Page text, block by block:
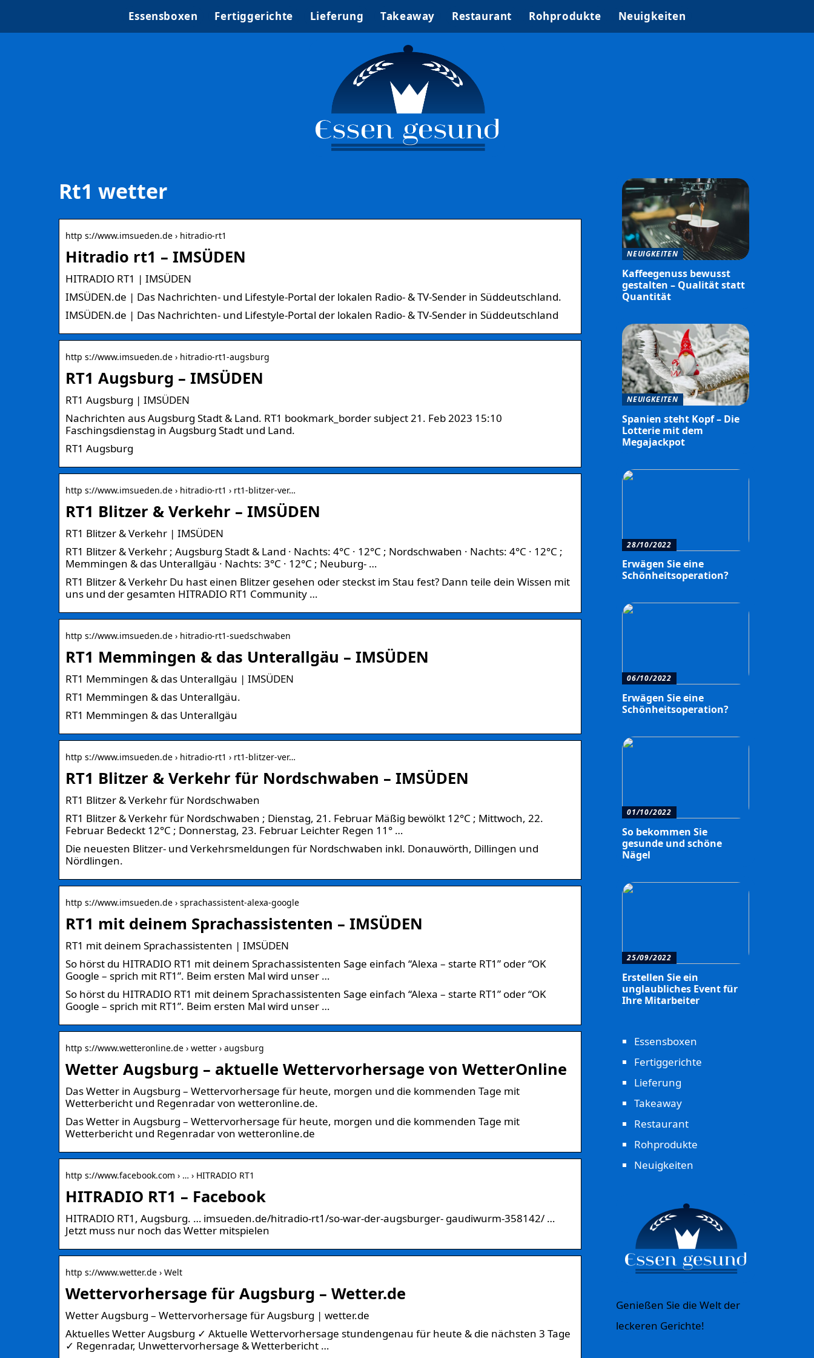
Essensboxen Fertiggerichte Lieferung Takeaway Restaurant Rohprodukte Neuigkeiten
Rt1 wetter
http s://www.imsueden.de › hitradio-rt1
Hitradio rt1 – IMSÜDEN
HITRADIO RT1 | IMSÜDEN
IMSÜDEN.de | Das Nachrichten- und Lifestyle-Portal der lokalen Radio- & TV-Sender in Süddeutschland.
IMSÜDEN.de | Das Nachrichten- und Lifestyle-Portal der lokalen Radio- & TV-Sender in Süddeutschland
http s://www.imsueden.de › hitradio-rt1-augsburg
RT1 Augsburg – IMSÜDEN
RT1 Augsburg | IMSÜDEN
Nachrichten aus Augsburg Stadt & Land. RT1 bookmark_border subject 21. Feb 2023 15:10
Faschingsdienstag in Augsburg Stadt und Land.
RT1 Augsburg
http s://www.imsueden.de › hitradio-rt1 › rt1-blitzer-ver…
RT1 Blitzer & Verkehr – IMSÜDEN
RT1 Blitzer & Verkehr | IMSÜDEN
RT1 Blitzer & Verkehr ; Augsburg Stadt & Land · Nachts: 4°C · 12°C ; Nordschwaben · Nachts: 4°C · 12°C ;
Memmingen & das Unterallgäu · Nachts: 3°C · 12°C ; Neuburg- …
RT1 Blitzer & Verkehr Du hast einen Blitzer gesehen oder steckst im Stau fest? Dann teile dein Wissen mit
uns und der gesamten HITRADIO RT1 Community …
http s://www.imsueden.de › hitradio-rt1-suedschwaben
RT1 Memmingen & das Unterallgäu – IMSÜDEN
RT1 Memmingen & das Unterallgäu | IMSÜDEN
RT1 Memmingen & das Unterallgäu.
RT1 Memmingen & das Unterallgäu
http s://www.imsueden.de › hitradio-rt1 › rt1-blitzer-ver…
RT1 Blitzer & Verkehr für Nordschwaben – IMSÜDEN
RT1 Blitzer & Verkehr für Nordschwaben
RT1 Blitzer & Verkehr für Nordschwaben ; Dienstag, 21. Februar Mäßig bewölkt 12°C ; Mittwoch, 22.
Februar Bedeckt 12°C ; Donnerstag, 23. Februar Leichter Regen 11° …
Die neuesten Blitzer- und Verkehrsmeldungen für Nordschwaben inkl. Donauwörth, Dillingen und
Nördlingen.
http s://www.imsueden.de › sprachassistent-alexa-google
RT1 mit deinem Sprachassistenten – IMSÜDEN
RT1 mit deinem Sprachassistenten | IMSÜDEN
So hörst du HITRADIO RT1 mit deinem Sprachassistenten Sage einfach “Alexa – starte RT1” oder “OK
Google – sprich mit RT1”. Beim ersten Mal wird unser …
So hörst du HITRADIO RT1 mit deinem Sprachassistenten Sage einfach “Alexa – starte RT1” oder “OK
Google – sprich mit RT1”. Beim ersten Mal wird unser …
http s://www.wetteronline.de › wetter › augsburg
Wetter Augsburg – aktuelle Wettervorhersage von WetterOnline
Das Wetter in Augsburg – Wettervorhersage für heute, morgen und die kommenden Tage mit
Wetterbericht und Regenradar von wetteronline.de.
Das Wetter in Augsburg – Wettervorhersage für heute, morgen und die kommenden Tage mit
Wetterbericht und Regenradar von wetteronline.de
http s://www.facebook.com › … › HITRADIO RT1
HITRADIO RT1 – Facebook
HITRADIO RT1, Augsburg. … imsueden.de/hitradio-rt1/so-war-der-augsburger- gaudiwurm-358142/ …
Jetzt muss nur noch das Wetter mitspielen
http s://www.wetter.de › Welt
Wettervorhersage für Augsburg – Wetter.de
Wetter Augsburg – Wettervorhersage für Augsburg | wetter.de
Aktuelles Wetter Augsburg ✓ Aktuelle Wettervorhersage stundengenau für heute & die nächsten 3 Tage
✓ Regenradar, Unwettervorhersage & Wetterbericht …
NEUIGKEITEN
Kaffeegenuss bewusst
gestalten – Qualität statt
Quantität
NEUIGKEITEN
Spanien steht Kopf – Die
Lotterie mit dem
Megajackpot
28/10/2022
Erwägen Sie eine
Schönheitsoperation?
06/10/2022
Erwägen Sie eine
Schönheitsoperation?
01/10/2022
So bekommen Sie
gesunde und schöne
Nägel
25/09/2022
Erstellen Sie ein
unglaubliches Event für
Ihre Mitarbeiter
Essensboxen
Fertiggerichte
Lieferung
Takeaway
Restaurant
Rohprodukte
Neuigkeiten
Genießen Sie die Welt der
leckeren Gerichte!